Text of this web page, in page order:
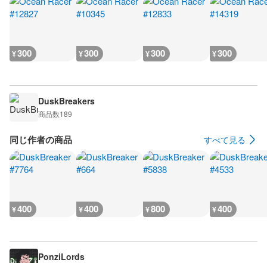
¥300 ¥300 ¥300 ¥300
DuskBreakers
商品数189
同じ作者の商品 すべて見る
¥400 ¥400 ¥800 ¥400
PonziLords